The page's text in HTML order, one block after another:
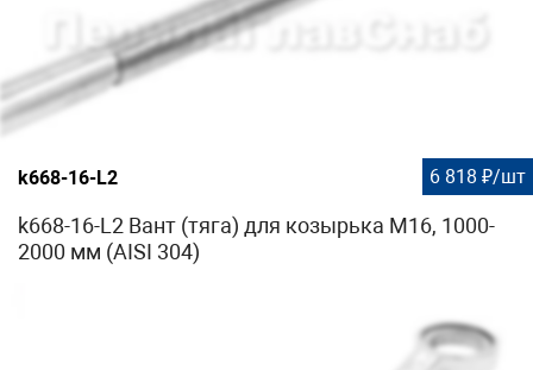
k668-16-L2 6 818 ₽/шт
k668-16-L2 Вант (тяга) для козырька М16, 1000-
2000 мм (AISI 304)